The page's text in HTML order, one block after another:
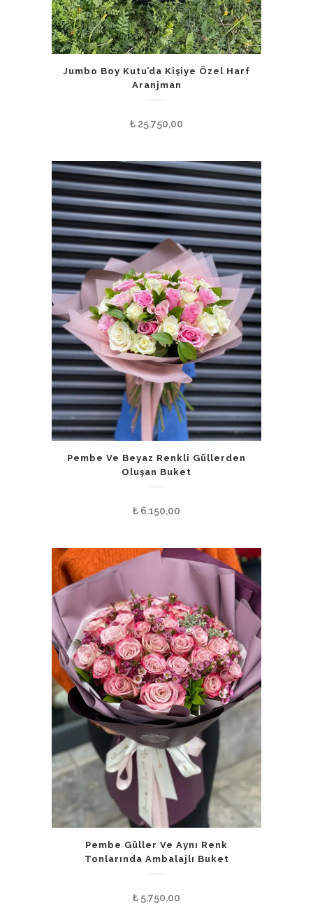
Jumbo Boy Kutu’da Kişiye Özel Harf
Aranjman
₺ 25.750,00
Pembe Ve Beyaz Renkli Güllerden
Oluşan Buket
₺ 6.150,00
Pembe Güller Ve Aynı Renk
Tonlarında Ambalajlı Buket
₺ 5.750,00